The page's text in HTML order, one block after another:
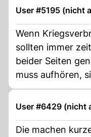
User #5195 (nicht
Wenn
sollten immer
beider Seiten
muss aufhören,
User #6429 (nicht
Die machen